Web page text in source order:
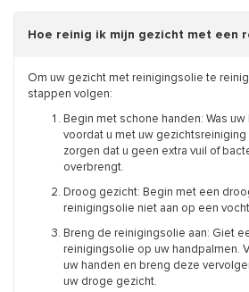
Hoe reinig ik mijn gezicht met een
Om uw gezicht met reinigingsolie te
stappen volgen:
Begin met schone handen: Was
voordat u met uw
zorgen dat u geen extra vuil of
overbrengt.
Droog gezicht: Begin met een
reinigingsolie niet aan op een
Breng de reinigingsolie aan: Giet
reinigingsolie op uw handpalmen.
uw handen en breng deze
uw droge gezicht.